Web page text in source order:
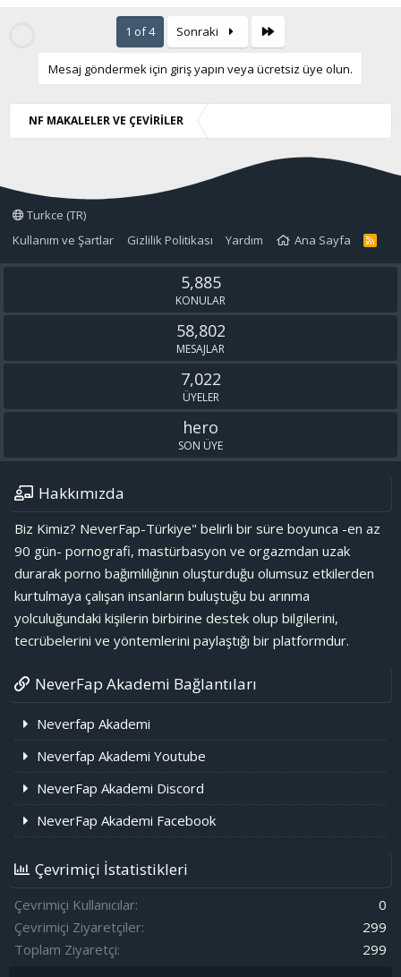
1 of 4 Sonraki Son
Mesaj göndermek için giriş yapın veya ücretsiz üye olun.
NF MAKALELER VE ÇEVİRİLER
Turkce (TR)
Kullanım ve Şartlar
Gizlilik Politikası Yardım Ana Sayfa
R
5,885
KONULAR
58,802
MESAJLAR
7,022
ÜYELER
hero
SON ÜYE
Hakkımızda
Biz Kimiz? NeverFap-Türkiye" belirli bir süre boyunca -en az
90 gün- pornografi, mastürbasyon ve orgazmdan uzak
durarak porno bağımlılığının oluşturduğu olumsuz etkilerden
kurtulmaya çalışan insanların buluştuğu bu arınma
yolculuğundaki kişilerin birbirine destek olup bilgilerini,
tecrübelerini ve yöntemlerini paylaştığı bir platformdur.
NeverFap Akademi Bağlantıları
Neverfap Akademi
Neverfap Akademi Youtube
NeverFap Akademi Discord
NeverFap Akademi Facebook
Çevrimiçi İstatistikleri
Çevrimiçi Kullanıcılar
0
Çevrimiçi Ziyaretçiler
299
Toplam Ziyaretçi
299